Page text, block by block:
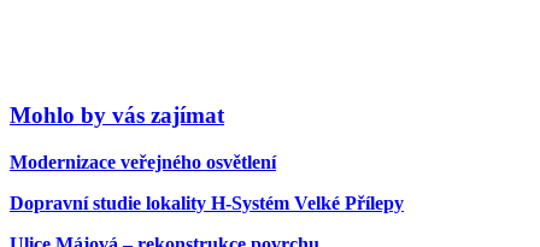
Mohlo by vás zajímat
Modernizace veřejného osvětlení
Dopravní studie lokality H-Systém Velké Přílepy